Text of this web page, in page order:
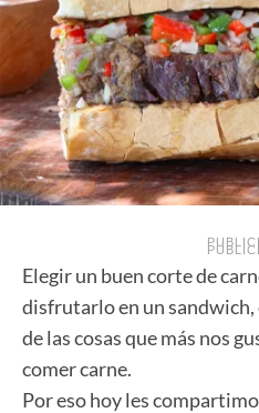
Elegir un buen corte de
disfrutarlo en un
de las cosas que más nos
comer carne.
Por eso hoy les